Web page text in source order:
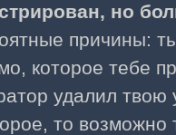
но
причины:
которое тебе
удалил твою
то